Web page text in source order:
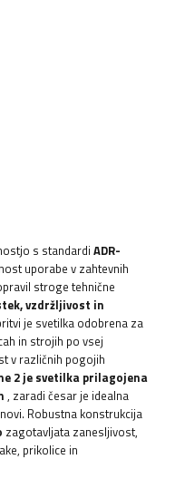
s standardi ADR-
uporabe v zahtevnih
stroge tehnične
vzdržljivost in
je svetilka odobrena za
in strojih po vsej
v različnih pogojih
2je svetilka prilagojena
, zaradi česar je idealna
Robustna konstrukcija
zagotavljata zanesljivost,
prikolice in